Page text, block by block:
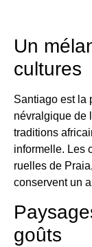
Un
cultures
Santiago est la
névralgique de
traditions
informelle. Les
ruelles de
conservent un
goûts